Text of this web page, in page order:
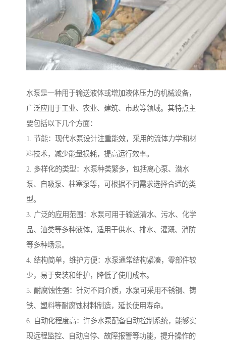
水泵是一种用于输送液体或增加液体压力的机械设备，
广泛应用于工业、农业、建筑、市政等领域。其特点主
要包括以下几个方面：
1. 节能：现代水泵设计注重能效，采用的流体力学和材
料技术，减少能量损耗，提高运行效率。
2. 多样化的类型：水泵种类繁多，包括离心泵、潜水
泵、自吸泵、柱塞泵等，可根据不同需求选择合适的类
型。
3. 广泛的应用范围：水泵可用于输送清水、污水、化学
品、油类等多种液体，适用于供水、排水、灌溉、消防
等多种场景。
4. 结构简单，维护方便：水泵通常结构紧凑，零部件较
少，易于安装和维护，降低了使用成本。
5. 耐腐蚀性强：针对不同介质，水泵可采用不锈钢、铸
铁、塑料等耐腐蚀材料制造，延长使用寿命。
6. 自动化程度高：许多水泵配备自动控制系统，能够实
现远程监控、自动启停、故障报警等功能，提升操作的